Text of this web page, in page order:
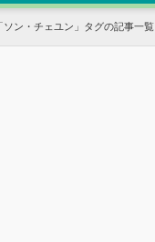
ソン・チェユン 」タグの記事一覧